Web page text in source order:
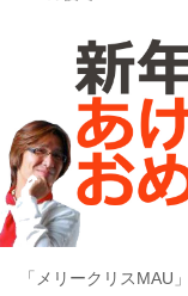
「メリークリスMAU